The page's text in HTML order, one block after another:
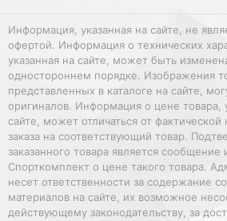
Информация, указанная на сайте, не
офертой. Информация о технических
указанная на сайте, может быть
одностороннем порядке. Изображения
представленных в каталоге на сайте,
оригиналов. Информация о цене товара,
сайте, может отличаться от
заказа на соответствующий товар.
заказанного товара является сообщение
Спорткомплект о цене такого товара.
несет ответственности за содержание
материалов на сайте, их возможное
действующему законодательству, за